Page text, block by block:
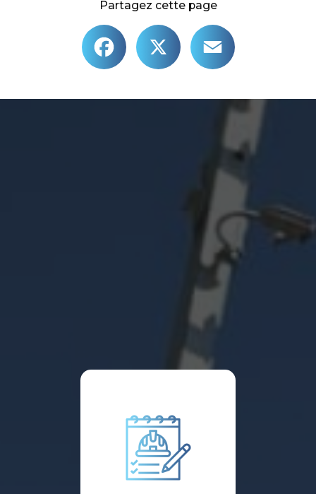
Partagez cette page
Facebook